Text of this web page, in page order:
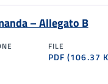
– Allegato B
FILE
PDF(106.37